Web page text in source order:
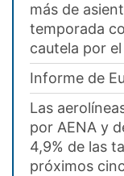
más de
temporada
cautela por
Informe de
Las
por AENA y
4,9% de las
próximos